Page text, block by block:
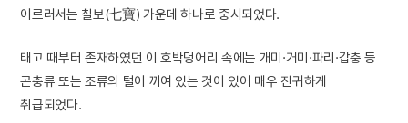
이르러서는 칠보(七寶) 가운데 하나로 중시되었다.
태고 때부터 존재하였던 이 호박덩어리 속에는 개미·거미·파리·갑충 등
곤충류 또는 조류의 털이 끼여 있는 것이 있어 매우 진귀하게
취급되었다.